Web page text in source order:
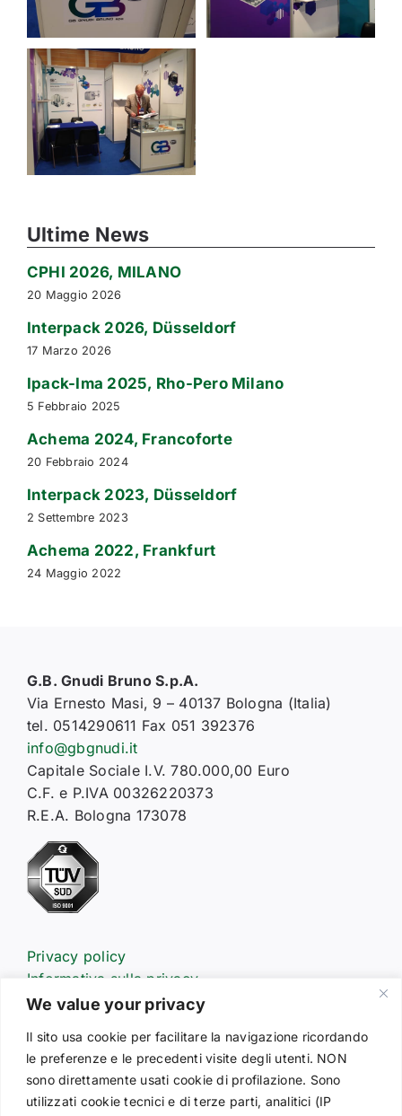
We value your privacy
Il sito usa cookie per facilitare la navigazione ricordando
le preferenze e le precedenti visite degli utenti. NON
sono direttamente usati cookie di profilazione. Sono
utilizzati cookie tecnici e di terze parti, analitici (IP
Ultime News
CPHI 2026, MILANO
20 Maggio 2026
Interpack 2026, Düsseldorf
17 Marzo 2026
Ipack-Ima 2025, Rho-Pero Milano
5 Febbraio 2025
Achema 2024, Francoforte
20 Febbraio 2024
Interpack 2023, Düsseldorf
2 Settembre 2023
Achema 2022, Frankfurt
24 Maggio 2022
G.B. Gnudi Bruno S.p.A.
Via Ernesto Masi, 9 – 40137 Bologna (Italia)
tel. 0514290611 Fax 051 392376
info@gbgnudi.it
Capitale Sociale I.V. 780.000,00 Euro
C.F. e P.IVA 00326220373
R.E.A. Bologna 173078
Privacy policy
Informativa sulla privacy
Informativa estesa sull’uso dei cookie
Prodotti
Customers service